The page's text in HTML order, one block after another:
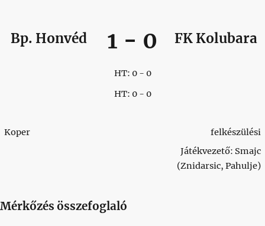
Bp. Honvéd 1 - 0 FK Kolubara
HT: 0 - 0
HT: 0 - 0
Koper
felkészülési
Játékvezető: Smajc
(Znidarsic, Pahulje)
Mérkőzés összefoglaló